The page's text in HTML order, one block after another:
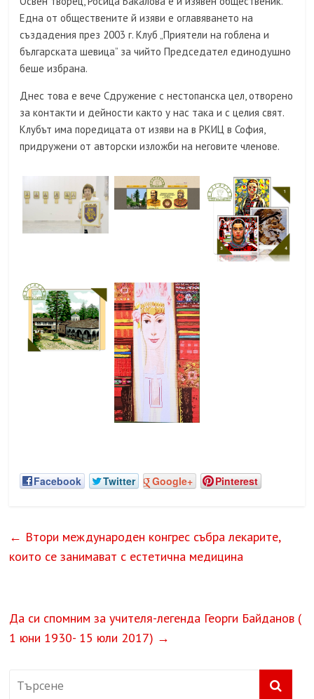
Една от обществените й изяви е оглавяването на
създадения през 2003 г. Клуб „Приятели на гоблена и
българската шевица” за чийто Председател единодушно
беше избрана.
Днес това е вече Сдружение с нестопанска цел, отворено
за контакти и дейности както у нас така и с целия свят.
Клубът има поредицата от изяви на в РКИЦ в София,
придружени от авторски изложби на неговите членове.
Facebook Twitter Google+ Pinterest
← Втори международен конгрес събра лекарите,
които се занимават с естетична медицина
Да си спомним за учителя-легенда Георги Байданов (
1 юни 1930- 15 юли 2017) →